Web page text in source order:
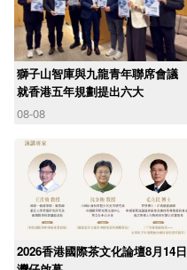
獅子山智庫與九龍青年聯席會議
就香港五年規劃提出六大
08-08
2026香港國際茶文化論壇8月14日